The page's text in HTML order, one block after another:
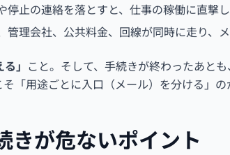
停止の連絡を落とすと、仕事の稼働に直撃し
管理会社、公共料金、回線が同時に走り、
」 こと。そして、手続きが終わったあと
「用途ごとに入口（メール）を分ける」の
きが危ないポイント